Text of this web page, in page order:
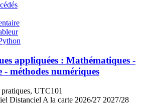
appliquées : Mathématiques -
méthodes numériques
UTC101
Distanciel A la carte 2026/27 2027/28